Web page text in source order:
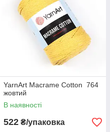
YarnArt Macrame Cotton 764
жовтий
В наявності
522 ₴/упаковка